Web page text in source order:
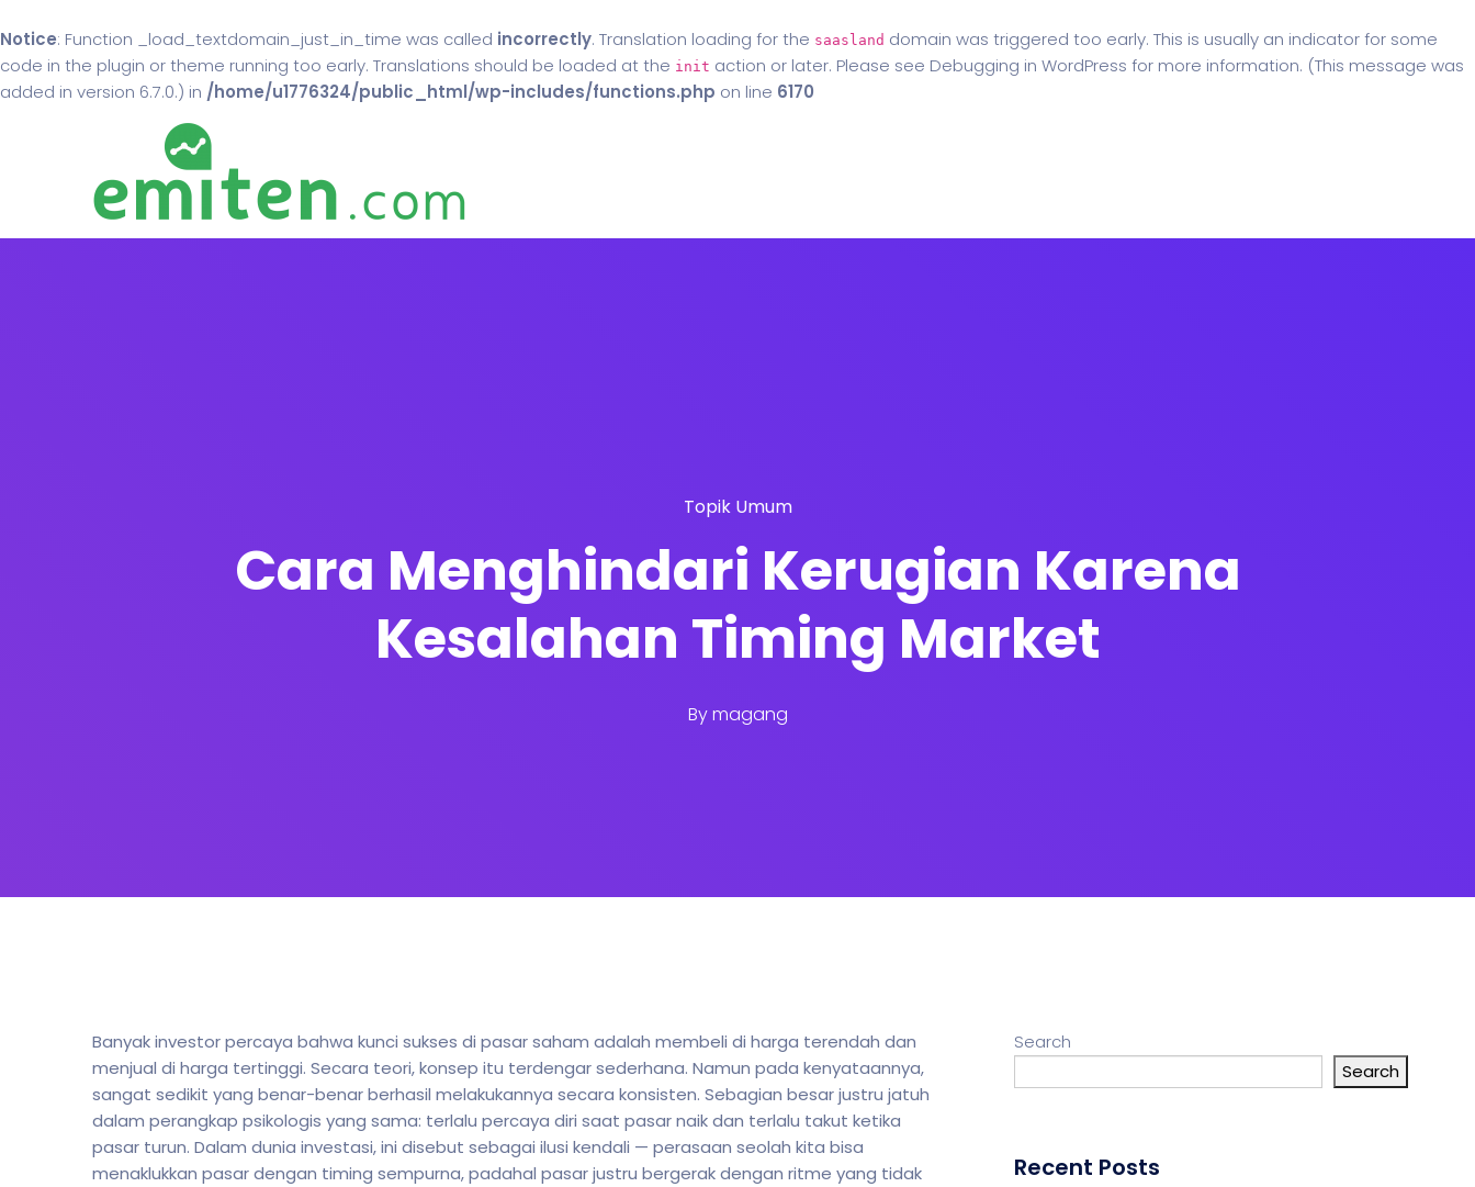
Notice: Function _load_textdomain_just_in_time was called incorrectly. Translation loading for the saasland domain was triggered too early. This is usually an indicator for some
code in the plugin or theme running too early. Translations should be loaded at the init action or later. Please see Debugging in WordPress for more information. (This message was
added in version 6.7.0.) in /home/u1776324/public_html/wp-includes/functions.php on line 6170
Topik Umum
Cara Menghindari Kerugian Karena
Kesalahan Timing Market
Bymagang
Banyak investor percaya bahwa kunci sukses di pasar saham adalah membeli di harga terendah dan
menjual di harga tertinggi. Secara teori, konsep itu terdengar sederhana. Namun pada kenyataannya,
sangat sedikit yang benar-benar berhasil melakukannya secara konsisten. Sebagian besar justru jatuh
dalam perangkap psikologis yang sama: terlalu percaya diri saat pasar naik dan terlalu takut ketika
pasar turun. Dalam dunia investasi, ini disebut sebagai ilusi kendali — perasaan seolah kita bisa
menaklukkan pasar dengan timing sempurna, padahal pasar justru bergerak dengan ritme yang tidak
Search
Search
Recent Posts